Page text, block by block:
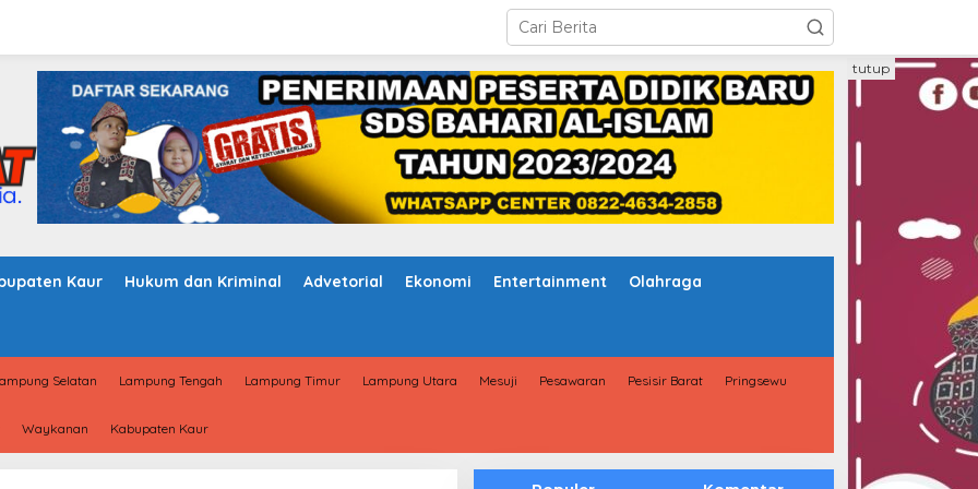
Kaur Hukum dan Kriminal Advetorial Ekonomi Entertainment Olahraga
Selatan Lampung Tengah Lampung Timur Lampung Utara Mesuji Pesawaran Pesisir Barat Pringsewu
Waykanan Kabupaten Kaur
tutup